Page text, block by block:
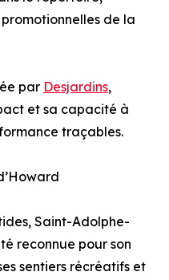
de la
par Desjardins,
et sa capacité à
traçables.
Saint-Adolphe-
reconnue pour son
sentiers récréatifs et